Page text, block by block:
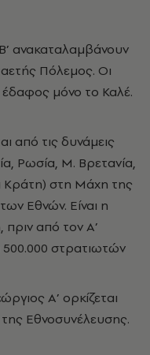
ανακαταλαμβάνουν
Πόλεμος. Οι
μόνο το Καλέ.
από τις δυνάμεις
Ρωσία, Μ. Βρετανία,
Κράτη) στη Μάχη της
Εθνών. Είναι η
από τον Α’
στρατιωτών
Α’ ορκίζεται
Εθνοσυνέλευσης.